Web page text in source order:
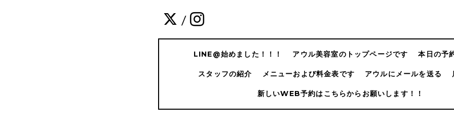
/
LINE@始めました！！！ アウル美容室のトップページです 本日の予
スタッフの紹介 メニューおよび料金表です アウルにメールを送る
新しいWEB予約はこちらからお願いします！！